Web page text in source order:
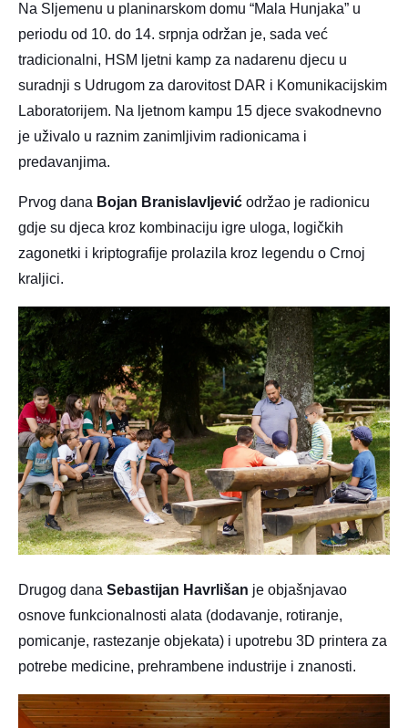
Na Sljemenu u planinarskom domu “Mala Hunjaka” u
periodu od 10. do 14. srpnja održan je, sada već
tradicionalni, HSM ljetni kamp za nadarenu djecu u
suradnji s Udrugom za darovitost DAR i Komunikacijskim
Laboratorijem. Na ljetnom kampu 15 djece svakodnevno
je uživalo u raznim zanimljivim radionicama i
predavanjima.
Prvog dana Bojan Branislavljević održao je radionicu
gdje su djeca kroz kombinaciju igre uloga, logičkih
zagonetki i kriptografije prolazila kroz legendu o Crnoj
kraljici.
Drugog dana Sebastijan Havrlišan je objašnjavao
osnove funkcionalnosti alata (dodavanje, rotiranje,
pomicanje, rastezanje objekata) i upotrebu 3D printera za
potrebe medicine, prehrambene industrije i znanosti.